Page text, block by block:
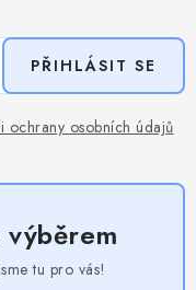
ochrany osobních údajů
PŘIHLÁSIT SE
výběrem
tu pro vás!